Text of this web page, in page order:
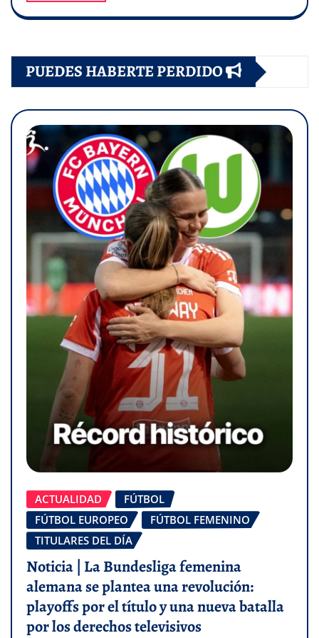
PUEDES HABERTE PERDIDO
ACTUALIDAD
FÚTBOL
FÚTBOL EUROPEO
FÚTBOL FEMENINO
TITULARES DEL DÍA
Noticia | La Bundesliga femenina
alemana se plantea una revolución:
playoffs por el título y una nueva batalla
por los derechos televisivos